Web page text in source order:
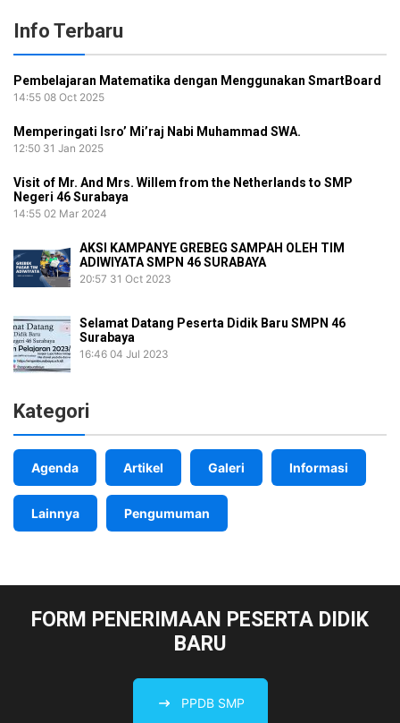
Info Terbaru
Pembelajaran Matematika dengan Menggunakan SmartBoard
14:55 08 Oct 2025
Memperingati Isro’ Mi’raj Nabi Muhammad SWA.
12:50 31 Jan 2025
Visit of Mr. And Mrs. Willem from the Netherlands to SMP
Negeri 46 Surabaya
14:55 02 Mar 2024
AKSI KAMPANYE GREBEG SAMPAH OLEH TIM
ADIWIYATA SMPN 46 SURABAYA
20:57 31 Oct 2023
Selamat Datang Peserta Didik Baru SMPN 46
Surabaya
16:46 04 Jul 2023
Kategori
Agenda Artikel Galeri Informasi
Lainnya Pengumuman
FORM PENERIMAAN PESERTA DIDIK
BARU
PPDB SMP